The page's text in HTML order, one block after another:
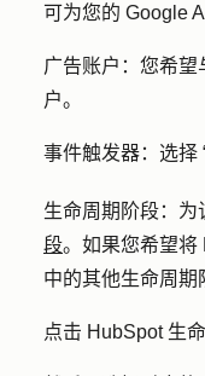
可为您的 Google
广告账户： 您希望
户。
事件触发器：选择
生命周期阶段： 为
段。如果您希望将
中的其他生命周期
点击 HubSpot 生